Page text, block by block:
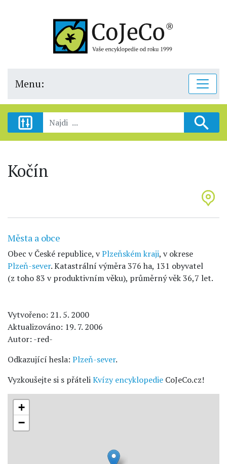
Menu:
Kočín
Města a obce
Obec v České republice, vPlzeňském kraji, v okrese
Plzeň-sever. Katastrální výměra 376 ha, 131 obyvatel
(z toho 83 v produktivním věku), průměrný věk 36,7 let.
Vytvořeno: 21. 5. 2000
Aktualizováno: 19. 7. 2006
Autor: -red-
Odkazující hesla: Plzeň-sever.
Vyzkoušejte si s přáteliKvízy encyklopedie CoJeCo.cz!
+
−